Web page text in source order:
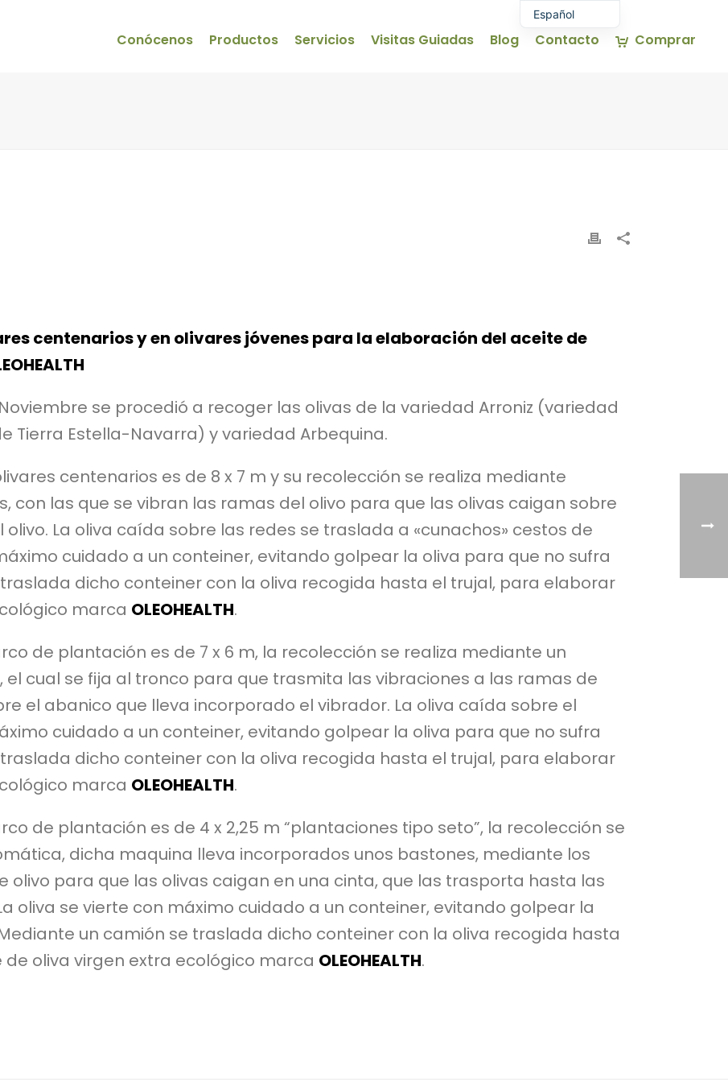
Conócenos Productos Servicios Visitas Guiadas Blog Contacto Comprar
centenarios y en olivares jóvenes para la elaboración del aceite de
Noviembre se procedió a recoger las olivas de la variedad Arroniz (variedad
Tierra Estella-Navarra) y variedad Arbequina.
centenarios es de 8 x 7 m y su recolección se realiza mediante
con las que se vibran las ramas del olivo para que las olivas caigan sobre
La oliva caída sobre las redes se traslada a «cunachos» cestos de
cuidado a un conteiner, evitando golpear la oliva para que no sufra
dicho conteiner con la oliva recogida hasta el trujal, para elaborar
marca OLEOHEALTH.
de plantación es de 7 x 6 m, la recolección se realiza mediante un
cual se fija al tronco para que trasmita las vibraciones a las ramas de
el abanico que lleva incorporado el vibrador. La oliva caída sobre el
cuidado a un conteiner, evitando golpear la oliva para que no sufra
dicho conteiner con la oliva recogida hasta el trujal, para elaborar
marca OLEOHEALTH.
de plantación es de 4 x 2,25 m “plantaciones tipo seto”, la recolección se
dicha maquina lleva incorporados unos bastones, mediante los
olivo para que las olivas caigan en una cinta, que las trasporta hasta las
oliva se vierte con máximo cuidado a un conteiner, evitando golpear la
un camión se traslada dicho conteiner con la oliva recogida hasta
oliva virgen extra ecológico marca OLEOHEALTH.
Español
Euskara